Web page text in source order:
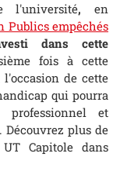
l'université,en
Publics empêchés
dans cette
fois à cette
de cette
qui pourra
professionnel et
Découvrez plus de
Capitole dans